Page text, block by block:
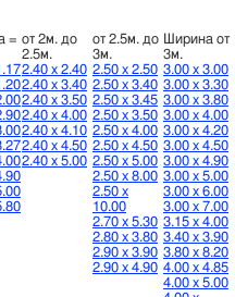
= от 2м. до
2.5м.
от 2.5м. до
3м.
Ширина от
3м.
2.40 х 2.40
2.40 х 3.40
2.40 х 3.50
2.40 х 4.00
2.40 х 4.10
2.40 х 4.50
2.40 х 5.00
2.50 х 2.50
2.50 х 3.40
2.50 х 3.45
2.50 х 3.50
2.50 х 4.00
2.50 х 4.50
2.50 х 5.00
2.50 х 8.00
2.50 х
10.00
2.70 х 5.30
2.80 х 3.80
2.90 х 3.90
2.90 х 4.90
3.00 х 3.00
3.00 х 3.30
3.00 х 3.80
3.00 х 4.00
3.00 х 4.20
3.00 х 4.50
3.00 х 4.90
3.00 х 5.00
3.00 х 6.00
3.00 х 7.00
3.15 х 4.00
3.40 х 3.90
3.80 х 8.20
4.00 х 4.85
4.00 х 5.00